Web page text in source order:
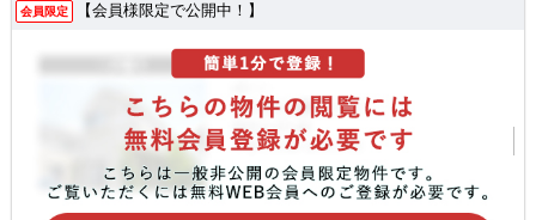
会員限定 【会員様限定で公開中！】